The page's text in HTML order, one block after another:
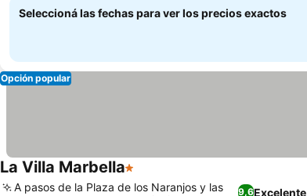
Seleccioná las fechas para ver los precios exactos
Opción popular
La Villa Marbella1 Estrellas
9,6Excelente
A pasos de la Plaza de los Naranjos y las